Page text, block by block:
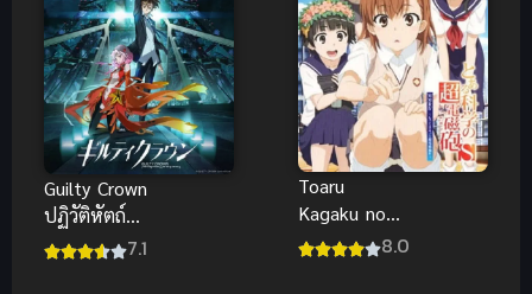
Guilty Crown
ปฏิวัติหัตถ์
ราชัน (พากย์
7.1
Toaru
Kagaku no
Railgun S เรล
8.0